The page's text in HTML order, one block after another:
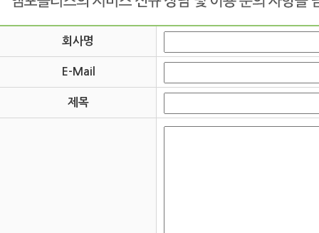
회사명
E-Mail
제목